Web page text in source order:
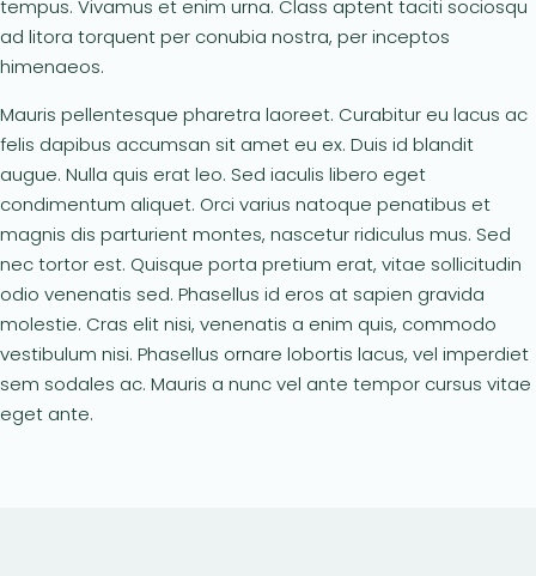
tempus. Vivamus et enim urna. Class aptent taciti sociosqu
ad litora torquent per conubia nostra, per inceptos
himenaeos.
Mauris pellentesque pharetra laoreet. Curabitur eu lacus ac
felis dapibus accumsan sit amet eu ex. Duis id blandit
augue. Nulla quis erat leo. Sed iaculis libero eget
condimentum aliquet. Orci varius natoque penatibus et
magnis dis parturient montes, nascetur ridiculus mus. Sed
nec tortor est. Quisque porta pretium erat, vitae sollicitudin
odio venenatis sed. Phasellus id eros at sapien gravida
molestie. Cras elit nisi, venenatis a enim quis, commodo
vestibulum nisi. Phasellus ornare lobortis lacus, vel imperdiet
sem sodales ac. Mauris a nunc vel ante tempor cursus vitae
eget ante.